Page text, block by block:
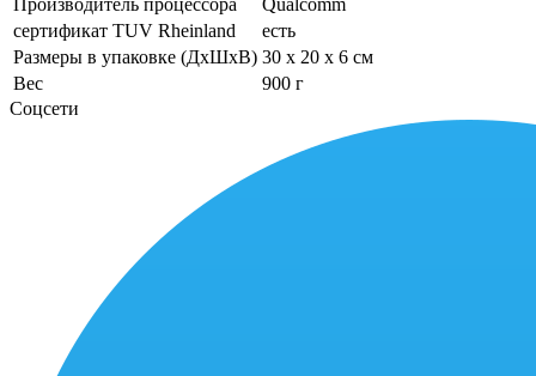
сертификат TUV Rheinland
есть
Размеры в упаковке (ДхШхВ) 30 x 20 x 6 см
Вес
900 г
Соцсети